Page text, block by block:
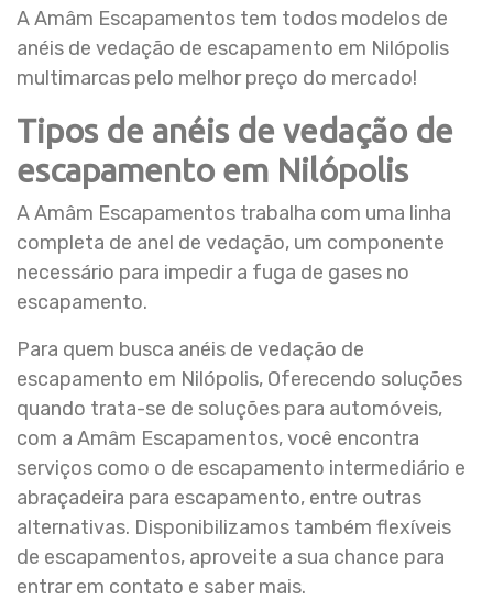
A Amâm Escapamentos tem todos modelos de
anéis de vedação de escapamento em Nilópolis
multimarcas pelo melhor preço do mercado!
Tipos de anéis de vedação de
escapamento em Nilópolis
A Amâm Escapamentos trabalha com uma linha
completa de anel de vedação, um componente
necessário para impedir a fuga de gases no
escapamento.
Para quem busca anéis de vedação de
escapamento em Nilópolis, Oferecendo soluções
quando trata-se de soluções para automóveis,
com a Amâm Escapamentos, você encontra
serviços como o de escapamento intermediário e
abraçadeira para escapamento, entre outras
alternativas. Disponibilizamos também flexíveis
de escapamentos, aproveite a sua chance para
entrar em contato e saber mais.